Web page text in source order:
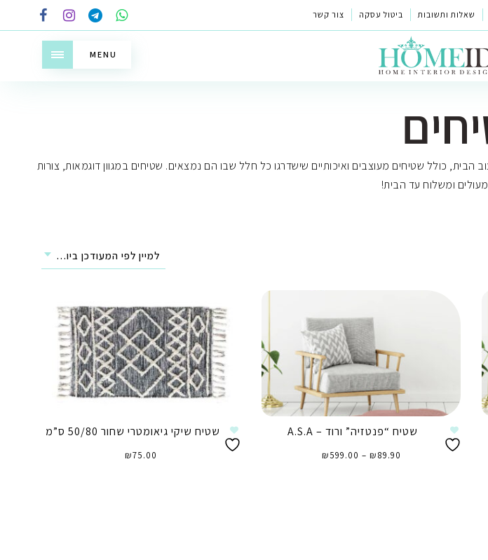
שאלות ותשובות ביטול עסקה צור קשר
MENU
כולל שטיחים מעוצבים ואיכותיים שישדרגו כל חלל שבו הם נמצאים. שטיחים במגוון דוגמאות, צורות
ומשלוח עד הבית!
למיין לפי המעודכן ביותר
שטיח שיקי גיאומטרי שחור 50/80 ס”מ
₪75.00
שטיח “פנטזיה” ורוד – A.S.A
₪89.90
–
₪599.00 מחירים: